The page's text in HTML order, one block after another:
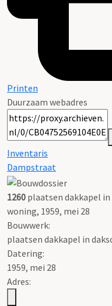
Printen
Duurzaam webadres
Inventaris
Dampstraat
1260 plaatsen dakkapel
woning, 1959, mei 28
Bouwwerk:
plaatsen dakkapel in
Datering:
1959, mei 28
Adres: